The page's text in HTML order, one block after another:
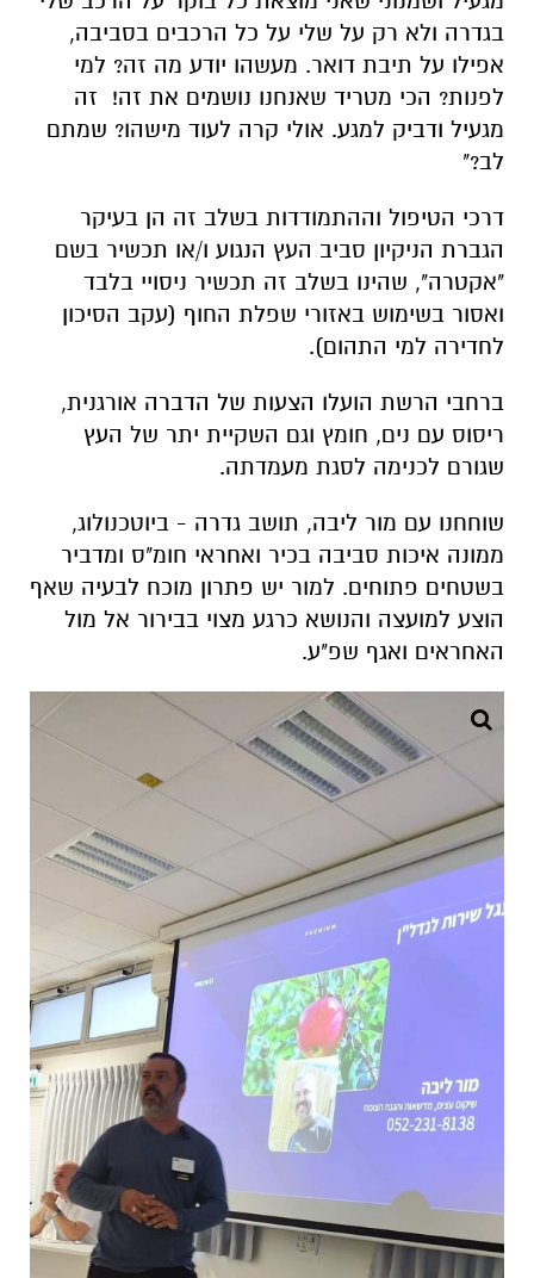
בגדרה ולא רק על שלי על כל הרכבים בסביבה,
אפילו על תיבת דואר. מעשהו יודע מה זה? למי
לפנות? הכי מטריד שאנחנו נושמים את זה! זה
מגעיל ודביק למגע. אולי קרה לעוד מישהו? שמתם
לב?"
דרכי הטיפול וההתמודדות בשלב זה הן בעיקר
הגברת הניקיון סביב העץ הנגוע ו/או תכשיר בשם
"אקטרה", שהינו בשלב זה תכשיר ניסויי בלבד
ואסור בשימוש באזורי שפלת החוף (עקב הסיכון
לחדירה למי התהום).
ברחבי הרשת הועלו הצעות של הדברה אורגנית,
ריסוס עם נים, חומץ וגם השקיית יתר של העץ
שגורם לכנימה לסגת מעמדתה.
שוחחנו עם מור ליבה, תושב גדרה - ביוטכנולוג,
ממונה איכות סביבה בכיר ואחראי חומ"ס ומדביר
בשטחים פתוחים. למור יש פתרון מוכח לבעיה שאף
הוצע למועצה והנושא כרגע מצוי בבירור אל מול
האחראים ואגף שפ"ע.